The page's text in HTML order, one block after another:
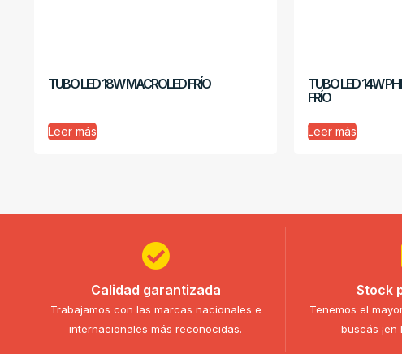
TUBO LED 18W MACROLED FRÍO
Leer más
TUBO LED 14W
FRÍO
Leer más
Calidad garantizada
Trabajamos con las marcas nacionales e
internacionales más reconocidas.
Stock
Tenemos el
buscás ¡en